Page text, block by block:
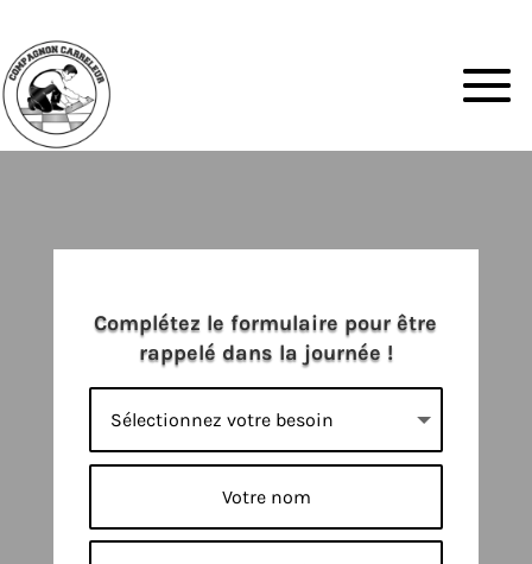
Complétez le formulaire pour être
rappelé dans la journée !